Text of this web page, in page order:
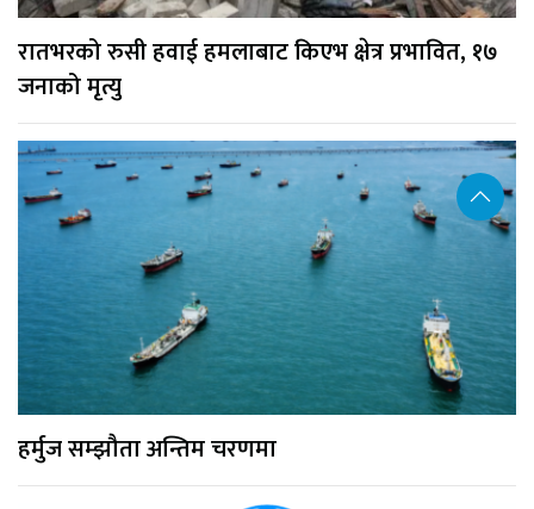
रातभरको रुसी हवाई हमलाबाट किएभ क्षेत्र प्रभावित, १७
जनाको मृत्यु
हर्मुज सम्झौता अन्तिम चरणमा